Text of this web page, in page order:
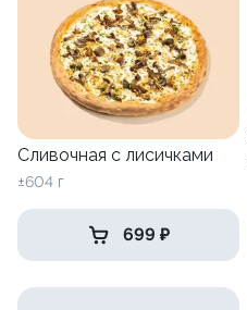
Сливочная с лисичками
±604 г
699 ₽